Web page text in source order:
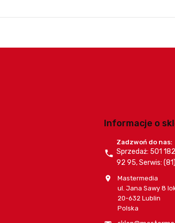
Informacje o

Zadzwoń do nas:
Sprzedaż: 501
92 95, Serwis:

Mastermedia
ul. Jana Sawy 8
20-632 Lublin
Polska